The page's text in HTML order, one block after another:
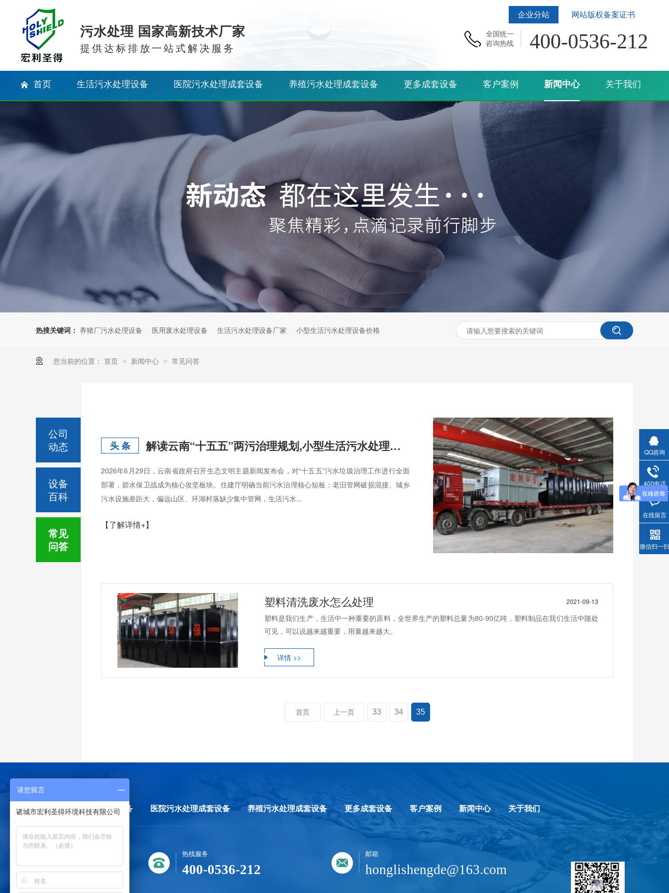
企业分站 网站版权备案证书
污水处理 国家高新技术厂家
提供达标排放一站式解决服务
全国统一
咨询热线
400-0536-212
首页 生活污水处理设备 医院污水处理成套设备 养殖污水处理成套设备 更多成套设备 客户案例 新闻中心 关于我们
热搜关键词： 养猪厂污水处理设备 医用废水处理设备 生活污水处理设备厂家 小型生活污水处理设备价格
您当前的位置： 首页 > 新闻中心 > 常见问答
头 条 解读云南“十五五”两污治理规划,小型生活污水处理设备市场机遇
2026年6月29日，云南省政府召开生态文明主题新闻发布会，对“十五五”污水垃圾治理工作进行全面
部署，碧水保卫战成为核心攻坚板块。住建厅明确当前污水治理核心短板：老旧管网破损混接、城乡
污水设施差距大，偏远山区、环湖村落缺少集中管网，生活污水...
【了解详情+】
2021-09-13
塑料清洗废水怎么处理
塑料是我们生产，生活中一种重要的原料，全世界生产的塑料总量为80-90亿吨，塑料制品在我们生活中随处
可见，可以说越来越重要，用量越来越大。
详情 >>
首页 上一页 33 34 35
公司
动态
设备
百科
常见
问答
首页 生活污水处理设备 医院污水处理成套设备 养殖污水处理成套设备 更多成套设备 客户案例 新闻中心 关于我们
热线服务
400-0536-212
邮箱
honglishengde@163.com
QQ咨询
400电话
在线留言
微信扫一扫
请您留言
诸城市宏利圣得环境科技有限公司